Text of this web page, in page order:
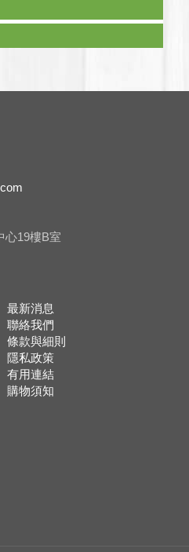
心19樓B室
最新消息
聯絡我們
條款與細則
隱私政策
有用連結
購物須知